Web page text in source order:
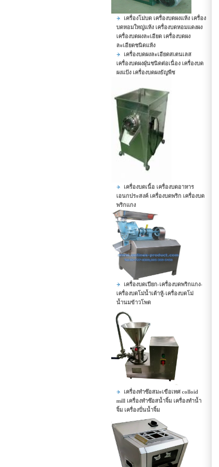
เครื่องโม่บด เครื่องบดผงแห้ง เครื่อง
บดหอมใหญ่แห้ง เครื่องบดหอมแดงผง
เครื่องบดผงละเอียด เครื่องบดผง
ละเอียดชนิดแห้ง
เครื่องบดผงละเอียดสเตนเลส
เครื่องบดผงฝุ่นชนิดต่อเนื่อง เครื่องบด
ผงแป้ง เครื่องบดผงธัญพืช
เครื่องบดเนื้อ เครื่องบดอาหาร
เอนกประสงค์ เครื่องบดพริก เครื่องบด
พริกแกง
เครื่องบดเปียก-เครื่องบดพริกแกง-
เครื่องบดโม่น้ำเต้าหู้-เครื่องบดโม่
น้ำนมข้าวโพด
เครื่องทำซ๊อสมะเขือเทศ colloid
mill เครื่องทำซ๊อสน้ำจิ้ม เครื่องทำน้ำ
จิ้ม เครื่องปั่นน้ำจิ้ม